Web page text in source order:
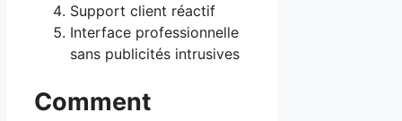
Support client réactif
Interface professionnelle
sans publicités intrusives
Comment